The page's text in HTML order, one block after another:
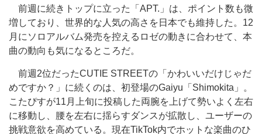
前週に続きトップに立った「APT.」は、ポイント数も微
増しており、世界的な人気の高さを日本でも維持した。12
月にソロアルバム発売を控えるロゼの動きに合わせて、本
曲の動向も気になるところだ。
前週2位だったCUTIE STREETの「かわいいだけじゃだ
めですか？」に続くのは、初登場のGaiyu「Shimokita」。
こたぴすが11月上旬に投稿した両腕を上げて勢いよく左右
に移動し、腰を左右に揺らすダンスが拡散し、ユーザーの
挑戦意欲を高めている。現在TikTok内でホットな楽曲のひ